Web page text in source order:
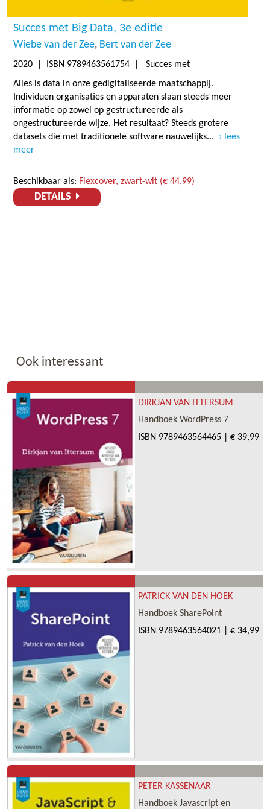
Succes met Big Data, 3e editie
Wiebe van der Zee Bert van der Zee
2020 | ISBN 9789463561754 | Succes met
Alles is data in onze gedigitaliseerde maatschappij.
Individuen organisaties en apparaten slaan steeds meer
informatie op zowel op gestructureerde als
ongestructureerde wijze. Het resultaat? Steeds grotere
datasets die met traditionele software nauwelijks...
lees
meer
Beschikbaar als: Flexcover, zwart-wit (€ 44,99)
DETAILS
Ook interessant
DIRKJAN VAN ITTERSUM
Handboek WordPress 7
ISBN 9789463564465 € 39,99
PATRICK VAN DEN HOEK
Handboek SharePoint
ISBN 9789463564021 € 34,99
PETER KASSENAAR
Handboek Javascript en